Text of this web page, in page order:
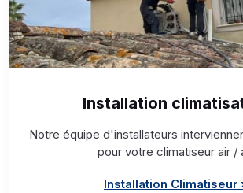
Installation
Notre équipe d'installateurs
pour votre climatiseur air /
Installation Climatiseur